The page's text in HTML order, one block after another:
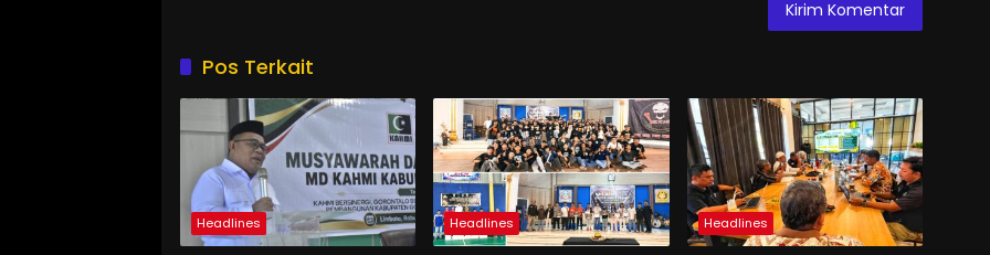
Pos Terkait
Headlines Headlines Headlines